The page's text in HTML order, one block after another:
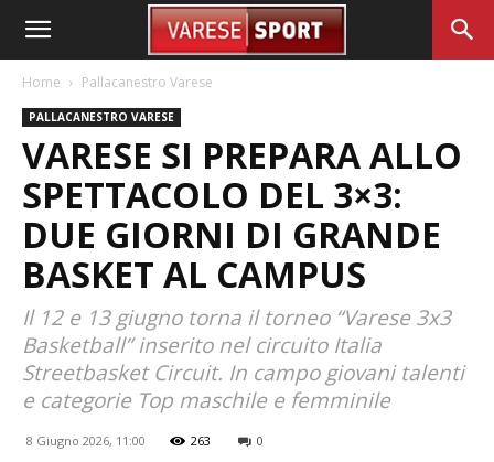
Home Pallacanestro Varese
PALLACANESTRO VARESE
VARESE SI PREPARA ALLO
SPETTACOLO DEL 3×3:
DUE GIORNI DI GRANDE
BASKET AL CAMPUS
Il 12 e 13 giugno torna il torneo “Varese 3x3
Basketball” inserito nel circuito Italia
Streetbasket Circuit. In campo giovani talenti
e categorie Top maschile e femminile
8 Giugno 2026, 11:00 263 0